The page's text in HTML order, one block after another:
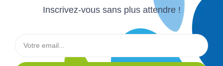
Inscrivez-vous sans plus attendre !